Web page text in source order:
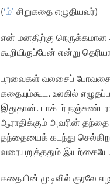
(‘ம்’ சிறுகதை எழுதியவர்)
என் மனதிற்கு
கூறியிருப்பேன் என்று
பறவைகள் வலசைப் போவதைப்
கதையும்கூட. உலகில்
இதுதான். டாக்டர்
ஆராதிக்கும் அவரின்
தந்தையைக் கடந்து
வரையறுத்ததும் இயற்கையே.
கதையின் முடிவில் குரலே